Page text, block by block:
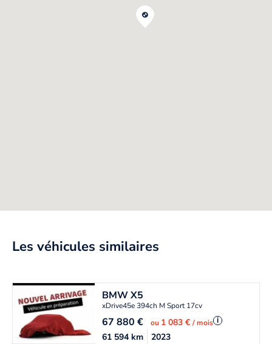
Les véhicules similaires
BMWX5
xDrive45e 394ch M Sport 17cv
67 880€ ou 1 083 €/ mois i
61 594km 2023